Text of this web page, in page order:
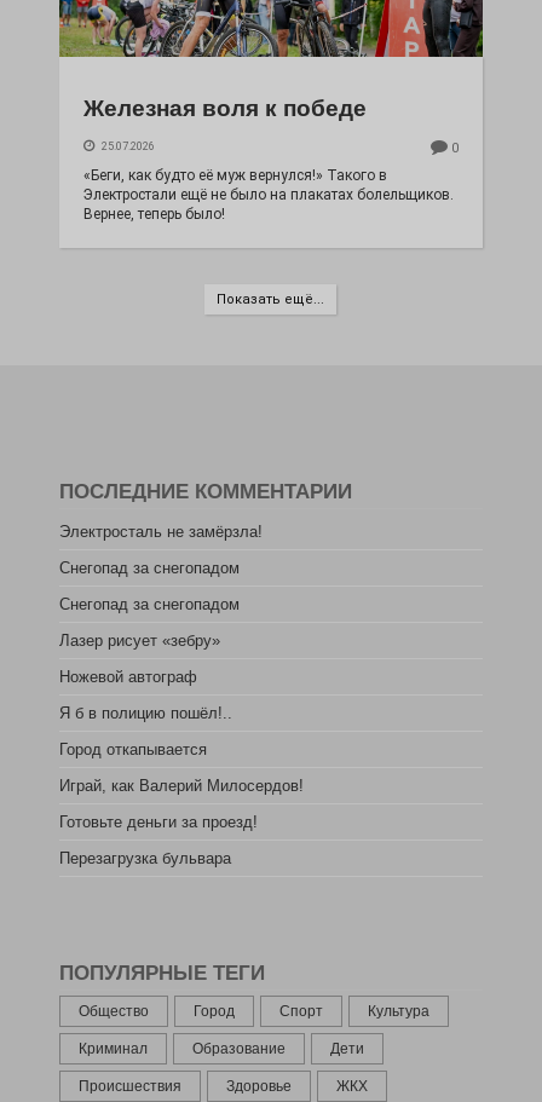
Железная воля к победе
25.07.2026 0
«Беги, как будто её муж вернулся!» Такого в
Электростали ещё не было на плакатах болельщиков.
Вернее, теперь было!
Показать ещё...
ПОСЛЕДНИЕ КОММЕНТАРИИ
Электросталь не замёрзла!
Снегопад за снегопадом
Снегопад за снегопадом
Лазер рисует «зебру»
Ножевой автограф
Я б в полицию пошёл!..
Город откапывается
Играй, как Валерий Милосердов!
Готовьте деньги за проезд!
Перезагрузка бульвара
ПОПУЛЯРНЫЕ ТЕГИ
Общество Город Спорт Культура
Криминал Образование Дети
Происшествия Здоровье ЖКХ